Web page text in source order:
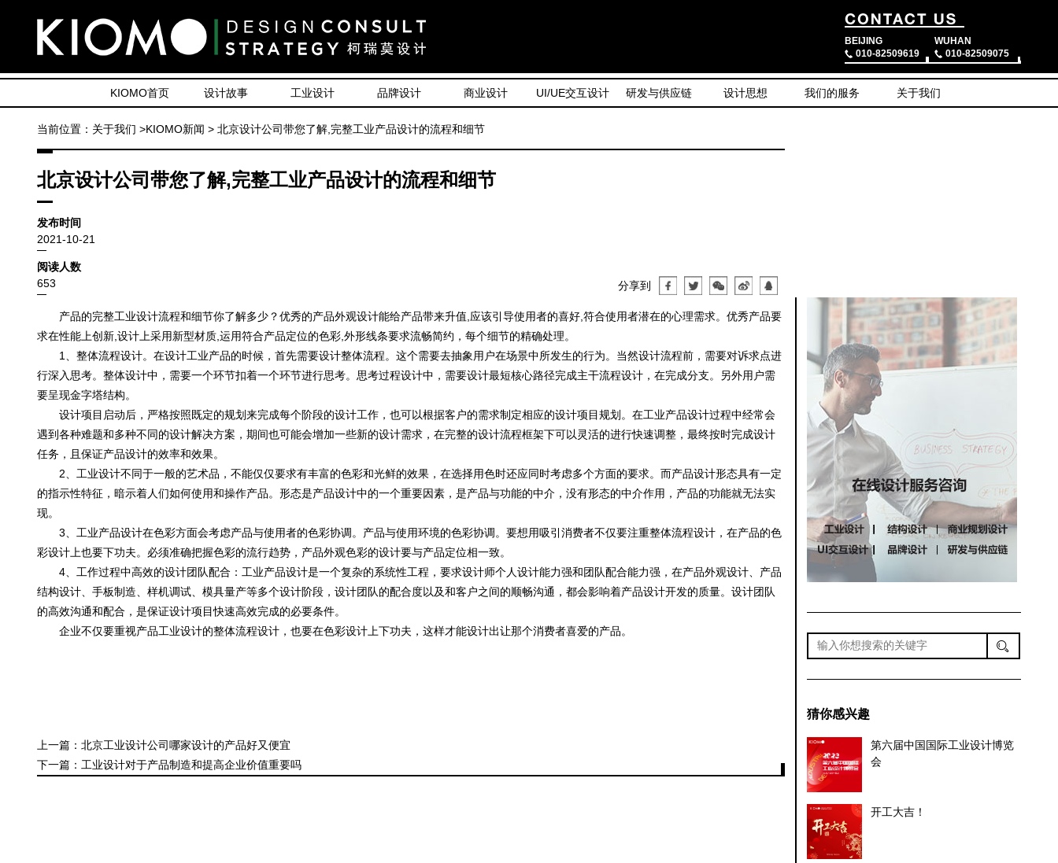
BEIJING
010-82509619
WUHAN
010-82509075
KIOMO首页 设计故事 工业设计 品牌设计 商业设计 UI/UE交互设计 研发与供应链 设计思想 我们的服务 关于我们
当前位置：关于我们 >KIOMO新闻 > 北京设计公司带您了解,完整工业产品设计的流程和细节
北京设计公司带您了解,完整工业产品设计的流程和细节
发布时间
2021-10-21
阅读人数
653
分享到
产品的完整工业设计流程和细节你了解多少？优秀的产品外观设计能给产品带来升值,应该引导使用者的喜好,符合使用者潜在的心理需求。优秀产品要
求在性能上创新,设计上采用新型材质,运用符合产品定位的色彩,外形线条要求流畅简约，每个细节的精确处理。
1、整体流程设计。 在设计工业产品的时候，首先需要设计整体流程。这个需要去抽象用户在场景中所发生的行为。当然设计流程前，需要对诉求点进
行深入思考。整体设计中，需要一个环节扣着一个环节进行思考。思考过程设计中，需要设计最短核心路径完成主干流程设计，在完成分支。另外用户需
要呈现金字塔结构。
设计项目启动后，严格按照既定的规划来完成每个阶段的设计工作，也可以根据客户的需求制定相应的设计项目规划。在工业产品设计过程中经常会
遇到各种难题和多种不同的设计解决方案，期间也可能会增加一些新的设计需求，在完整的设计流程框架下可以灵活的进行快速调整，最终按时完成设计
任务，且保证产品设计的效率和效果。
2、 工业设计不同于一般的艺术品，不能仅仅要求有丰富的色彩和光鲜的效果， 在选择用色时还应同时考虑多个方面的要求。而产品设计形态具有一定
的指示性特征，暗示着人们如何使用和操作产品。形态是产品设计中的一个重要因素，是产品与功能的中介，没有形态的中介作用，产品的功能就无法实
现。
3、工业产品设计在色彩方面会考虑产品与使用者的色彩协调。 产品与使用环境的色彩协调。要想用吸引消费者不仅要注重整体流程设计，在产品的色
彩设计上也要下功夫。必须准确把握色彩的流行趋势，产品外观色彩的设计要与产品定位相一致。
4、工作过程中高效的设计团队配合： 工业产品设计是一个复杂的系统性工程，要求设计师个人设计能力强和团队配合能力强，在产品外观设计、产品
结构设计、手板制造、样机调试、模具量产等多个设计阶段，设计团队的配合度以及和客户之间的顺畅沟通，都会影响着产品设计开发的质量。设计团队
的高效沟通和配合，是保证设计项目快速高效完成的必要条件。
企业不仅要重视产品工业设计的整体流程设计，也要在色彩设计上下功夫，这样才能设计出让那个消费者喜爱的产品。
上一篇：北京工业设计公司哪家设计的产品好又便宜
下一篇：工业设计对于产品制造和提高企业价值重要吗
猜你感兴趣
第六届中国国际工业设计博览
会
开工大吉！